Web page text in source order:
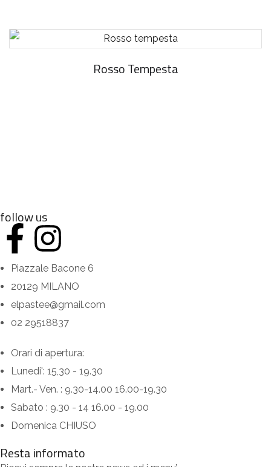
Rosso Tempesta
Resta informato
Orari di apertura:
Lunedi': 15,30 - 19.30
Mart.- Ven. : 9.30-14.00 16.00-19.30
Sabato : 9.30 - 14 16.00 - 19.00
Domenica CHIUSO
Piazzale Bacone 6
20129 MILANO
elpastee@gmail.com
02 29518837
follow us